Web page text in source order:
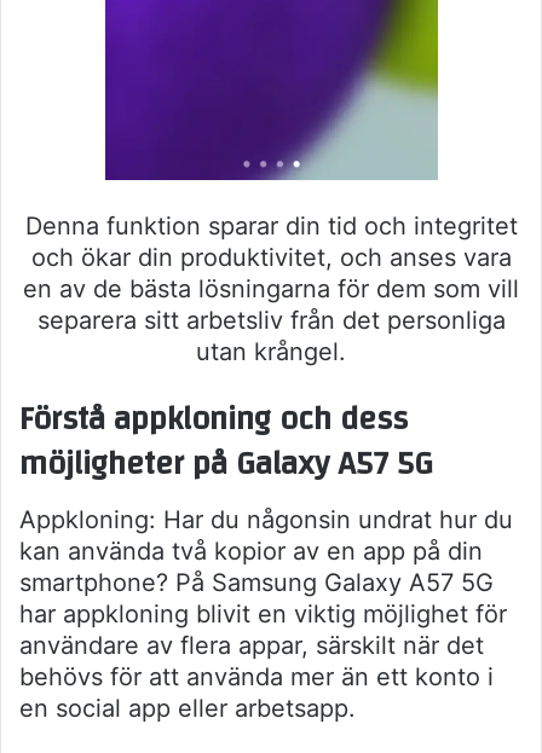
Denna funktion sparar din tid och integritet
och ökar din produktivitet, och anses vara
en av de bästa lösningarna för dem som vill
separera sitt arbetsliv från det personliga
utan krångel.
Förstå appkloning och dess
möjligheter på Galaxy A57 5G
Appkloning: Har du någonsin undrat hur du
kan använda två kopior av en app på din
smartphone? På Samsung Galaxy A57 5G
har appkloning blivit en viktig möjlighet för
användare av flera appar, särskilt när det
behövs för att använda mer än ett konto i
en social app eller arbetsapp.